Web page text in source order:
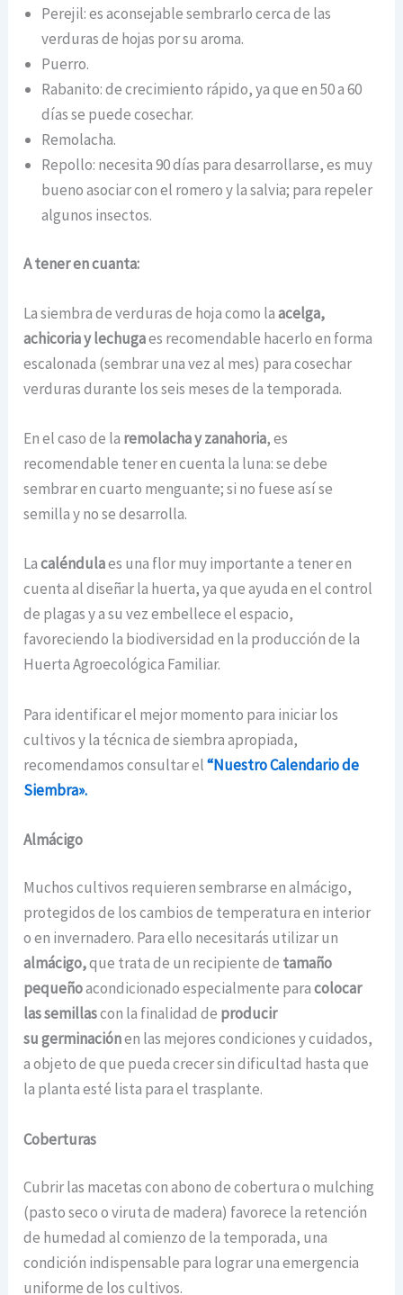
Perejil: es aconsejable sembrarlo cerca de las
verduras de hojas por su aroma.
Puerro.
Rabanito: de crecimiento rápido, ya que en 50 a 60
días se puede cosechar.
Remolacha.
Repollo: necesita 90 días para desarrollarse, es muy
bueno asociar con el romero y la salvia; para repeler
algunos insectos.
A tener en cuanta:
La siembra de verduras de hoja como laacelga,
achicoria y lechugaes recomendable hacerlo en forma
escalonada (sembrar una vez al mes) para cosechar
verduras durante los seis meses de la temporada.
En el caso de la remolacha y zanahoria, es
recomendable tener en cuenta la luna: se debe
sembrar en cuarto menguante; si no fuese así se
semilla y no se desarrolla.
Lacaléndulaes una flor muy importante a tener en
cuenta al diseñar la huerta, ya que ayuda en el control
de plagas y a su vez embellece el espacio,
favoreciendo la biodiversidad en la producción de la
Huerta Agroecológica Familiar.
Para identificar el mejor momento para iniciar los
cultivos y la técnica de siembra apropiada,
recomendamos consultar el“Nuestro Calendario de
Siembra».
Almácigo
Muchos cultivos requieren sembrarse en almácigo,
protegidos de los cambios de temperatura en interior
o en invernadero. Para ello necesitarás utilizar un
almácigo,que trata de un recipiente de tamaño
pequeñoacondicionado especialmente paracolocar
las semillascon la finalidad de producir
su germinaciónen las mejores condiciones y cuidados,
a objeto de que pueda crecer sin dificultad hasta que
la planta esté lista para el trasplante.
Coberturas
Cubrir las macetas con abono de cobertura o mulching
(pasto seco o viruta de madera) favorece la retención
de humedad al comienzo de la temporada, una
condición indispensable para lograr una emergencia
uniforme de los cultivos.